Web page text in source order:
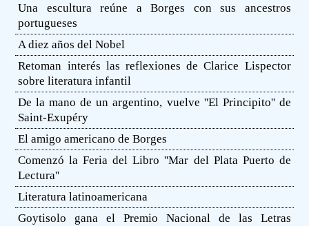
Una escultura reúne a Borges con sus ancestros
portugueses
A diez años del Nobel
Retoman interés las reflexiones de Clarice Lispector
sobre literatura infantil
De la mano de un argentino, vuelve ''El Principito'' de
Saint-Exupéry
El amigo americano de Borges
Comenzó la Feria del Libro ''Mar del Plata Puerto de
Lectura''
Literatura latinoamericana
Goytisolo gana el Premio Nacional de las Letras